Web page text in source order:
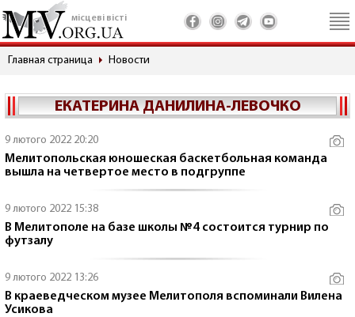
місцеві вісті
Главная страница Новости
ЕКАТЕРИНА ДАНИЛИНА-ЛЕВОЧКО
9 лютого 2022 20:20
Мелитопольская юношеская баскетбольная команда
вышла на четвертое место в подгруппе
9 лютого 2022 15:38
В Мелитополе на базе школы №4 состоится турнир по
футзалу
9 лютого 2022 13:26
В краеведческом музее Мелитополя вспоминали Вилена
Усикова